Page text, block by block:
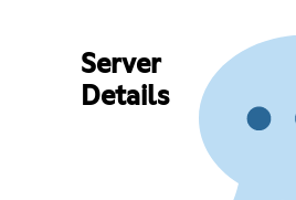
Server
Details